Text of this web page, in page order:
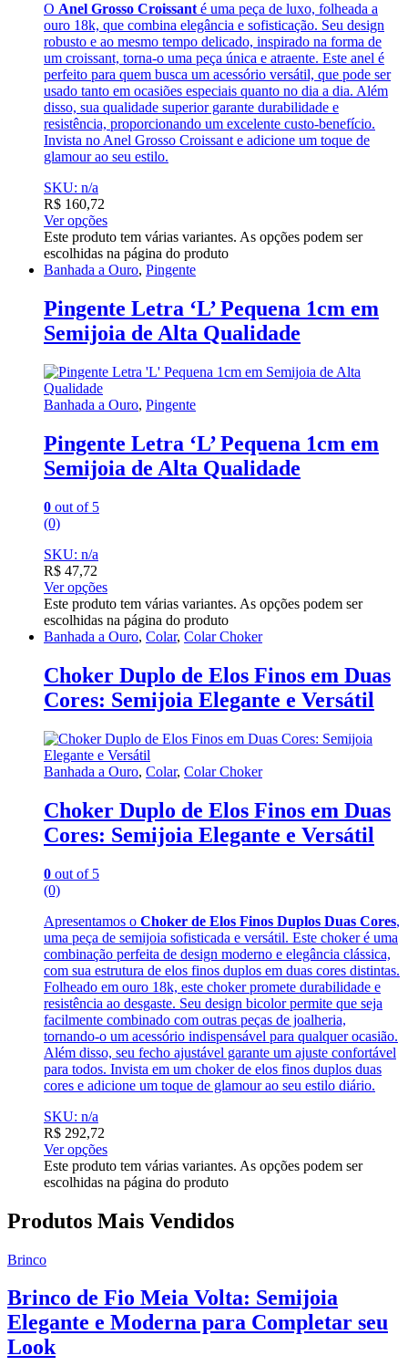
O Anel Grosso Croissanté uma peça de luxo, folheada a
ouro 18k, que combina elegância e sofisticação. Seu design
robusto e ao mesmo tempo delicado, inspirado na forma de
um croissant, torna-o uma peça única e atraente. Este anel é
perfeito para quem busca um acessório versátil, que pode ser
usado tanto em ocasiões especiais quanto no dia a dia. Além
disso, sua qualidade superior garante durabilidade e
resistência, proporcionando um excelente custo-benefício.
Invista no Anel Grosso Croissant e adicione um toque de
glamour ao seu estilo.
SKU: n/a
R$ 160,72
Ver opções
Este produto tem várias variantes. As opções podem ser
escolhidas na página do produto
Banhada a Ouro, Pingente
Pingente Letra ‘L’ Pequena 1cm em
Semijoia de Alta Qualidade
Banhada a Ouro, Pingente
Pingente Letra ‘L’ Pequena 1cm em
Semijoia de Alta Qualidade
0 out of 5
(0)
SKU: n/a
R$ 47,72
Ver opções
Este produto tem várias variantes. As opções podem ser
escolhidas na página do produto
Banhada a Ouro, Colar, Colar Choker
Choker Duplo de Elos Finos em Duas
Cores: Semijoia Elegante e Versátil
Banhada a Ouro, Colar, Colar Choker
Choker Duplo de Elos Finos em Duas
Cores: Semijoia Elegante e Versátil
0 out of 5
(0)
Apresentamos o Choker de Elos Finos Duplos Duas Cores,
uma peça de semijoia sofisticada e versátil. Este choker é uma
combinação perfeita de design moderno e elegância clássica,
com sua estrutura de elos finos duplos em duas cores distintas.
Folheado em ouro 18k, este choker promete durabilidade e
resistência ao desgaste. Seu design bicolor permite que seja
facilmente combinado com outras peças de joalheria,
tornando-o um acessório indispensável para qualquer ocasião.
Além disso, seu fecho ajustável garante um ajuste confortável
para todos. Invista em um choker de elos finos duplos duas
cores e adicione um toque de glamour ao seu estilo diário.
SKU: n/a
R$ 292,72
Ver opções
Este produto tem várias variantes. As opções podem ser
escolhidas na página do produto
Produtos Mais Vendidos
Brinco
Brinco de Fio Meia Volta: Semijoia
Elegante e Moderna para Completar seu
Look